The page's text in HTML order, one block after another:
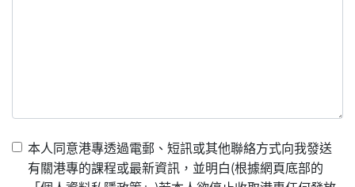
本人同意港專透過電郵、短訊或其他聯絡方式向我發送
有關港專的課程或最新資訊，並明白(根據網頁底部的